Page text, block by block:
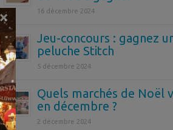
16 décembre 2024
Jeu-concours : gagnez
peluche Stitch
5 décembre 2024
Quels marchés de Noël
en décembre ?
2 décembre 2024
×